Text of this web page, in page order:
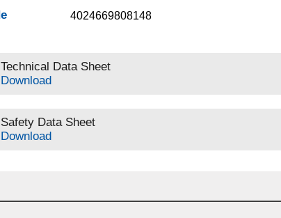
4024669808148
Technical Data Sheet
Download
Safety Data Sheet
Download